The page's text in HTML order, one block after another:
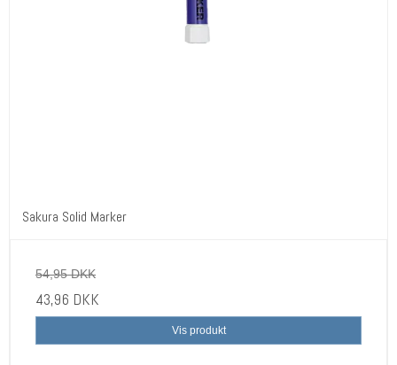
Sakura Solid Marker
54,95 DKK
43,96 DKK
Vis produkt